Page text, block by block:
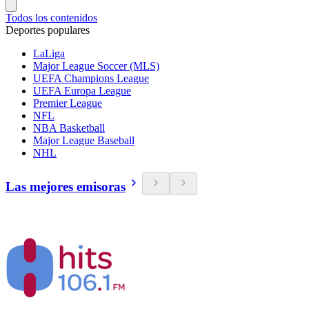
Todos los contenidos
Deportes populares
LaLiga
Major League Soccer (MLS)
UEFA Champions League
UEFA Europa League
Premier League
NFL
NBA Basketball
Major League Baseball
NHL
Las mejores emisoras